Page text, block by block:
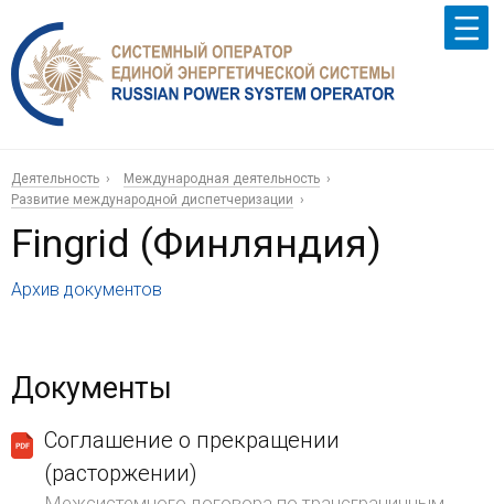
Деятельность
Международная деятельность
Развитие международной диспетчеризации
Fingrid (Финляндия)
Архив документов
Документы
Соглашение о прекращении
(расторжении)